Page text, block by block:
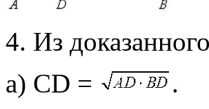
4. Из
а) CD =
.